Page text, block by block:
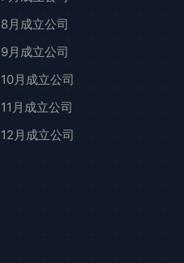
8月成立公司
9月成立公司
10月成立公司
11月成立公司
12月成立公司